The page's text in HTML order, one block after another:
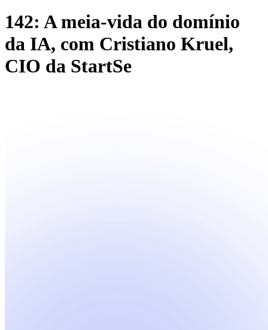
142: A meia-vida do domínio
da IA, com Cristiano Kruel,
CIO da StartSe